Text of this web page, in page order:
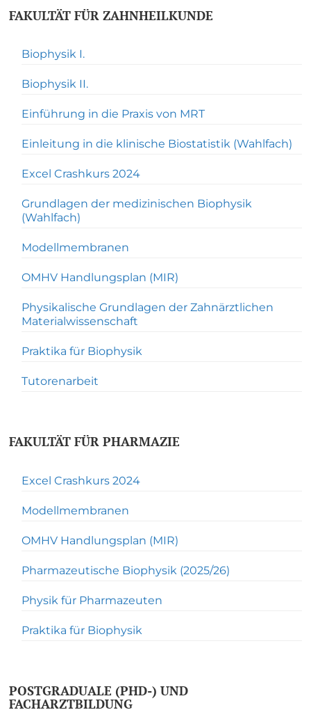
FAKULTÄT FÜR ZAHNHEILKUNDE
Biophysik I.
Biophysik II.
Einführung in die Praxis von MRT
Einleitung in die klinische Biostatistik (Wahlfach)
Excel Crashkurs 2024
Grundlagen der medizinischen Biophysik
(Wahlfach)
Modellmembranen
OMHV Handlungsplan (MIR)
Physikalische Grundlagen der Zahnärztlichen
Materialwissenschaft
Praktika für Biophysik
Tutorenarbeit
FAKULTÄT FÜR PHARMAZIE
Excel Crashkurs 2024
Modellmembranen
OMHV Handlungsplan (MIR)
Pharmazeutische Biophysik (2025/26)
Physik für Pharmazeuten
Praktika für Biophysik
POSTGRADUALE (PHD-) UND
FACHARZTBILDUNG